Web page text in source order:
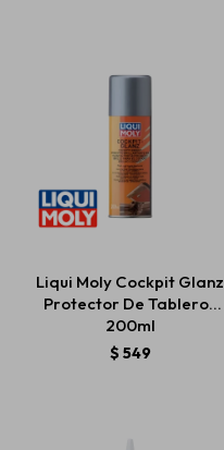
Liqui Moly Cockpit Glanz
Protector De Tableros
200ml
$ 549